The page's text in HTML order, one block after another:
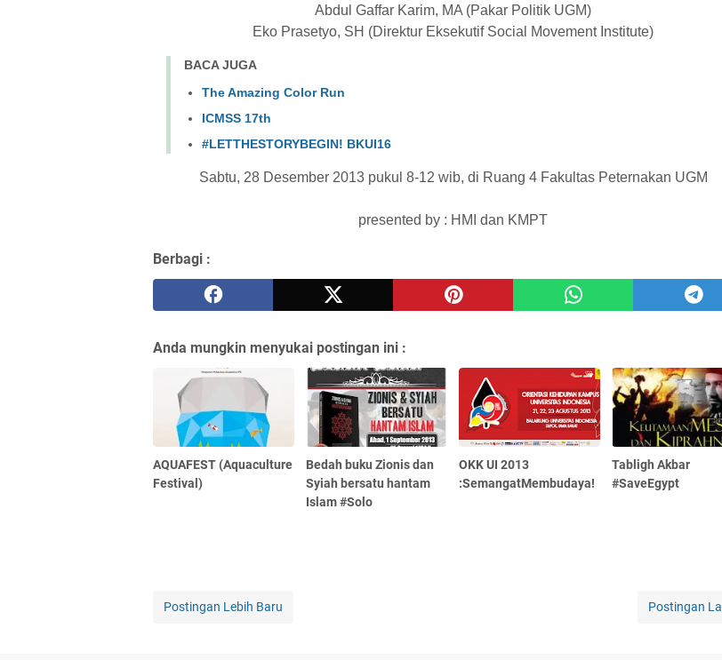
Abdul Gaffar Karim, MA (Pakar Politik UGM)
Eko Prasetyo, SH (Direktur Eksekutif Social Movement Institute)
BACA JUGA
The Amazing Color Run
ICMSS 17th
#LETTHESTORYBEGIN! BKUI16
Sabtu, 28 Desember 2013 pukul 8-12 wib, di Ruang 4 Fakultas Peternakan UGM
presented by : HMI dan KMPT
Berbagi :
Anda mungkin menyukai postingan ini :
AQUAFEST (Aquaculture
Festival)
Bedah buku Zionis dan
Syiah bersatu hantam
Islam #Solo
OKK UI 2013
:SemangatMembudaya!
Tabligh Akbar
#SaveEgypt
Postingan Lebih Baru Postingan